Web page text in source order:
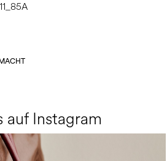
auf Instagram